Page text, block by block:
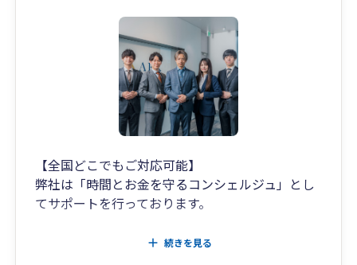
いつでも迅速かつ親切丁寧に対応いたします。
（週末対応も可。）
お客様のご要望に合わせて
LINE、chatwork、slackなどのSNSも使用してお
お客様ファーストで寄り添った対応を
全社員一同で心がけております。
税務調査については、
弊所代表の甲田は業界でも指折りの交渉力を持っ
お客様からの信頼も非常に厚く、
【全国どこでもご対応可能】
弊社は「時間とお金を守るコンシェルジュ」とし
てサポートを行っております。
税務相談・税務業務は当然とし、
続きを見る